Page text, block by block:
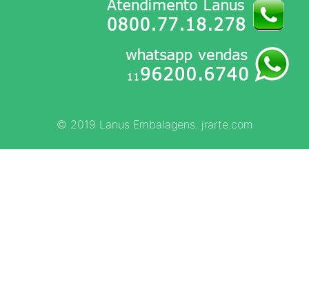
© 2019 Lanus Embalagens. jrarte.com